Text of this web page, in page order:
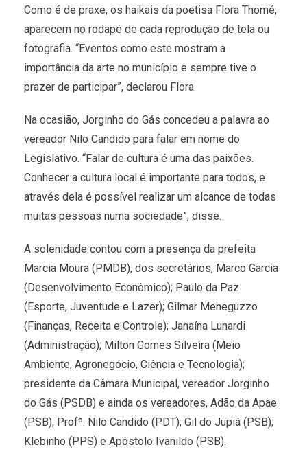
Como é de praxe, os haikais da poetisa Flora Thomé,
aparecem no rodapé de cada reprodução de tela ou
fotografia. “Eventos como este mostram a
importância da arte no município e sempre tive o
prazer de participar”, declarou Flora.
Na ocasião, Jorginho do Gás concedeu a palavra ao
vereador Nilo Candido para falar em nome do
Legislativo. “Falar de cultura é uma das paixões.
Conhecer a cultura local é importante para todos, e
através dela é possível realizar um alcance de todas
muitas pessoas numa sociedade”, disse.
A solenidade contou com a presença da prefeita
Marcia Moura (PMDB), dos secretários, Marco Garcia
(Desenvolvimento Econômico); Paulo da Paz
(Esporte, Juventude e Lazer); Gilmar Meneguzzo
(Finanças, Receita e Controle); Janaína Lunardi
(Administração); Milton Gomes Silveira (Meio
Ambiente, Agronegócio, Ciência e Tecnologia);
presidente da Câmara Municipal, vereador Jorginho
do Gás (PSDB) e ainda os vereadores, Adão da Apae
(PSB); Profº. Nilo Candido (PDT); Gil do Jupiá (PSB);
Klebinho (PPS) e Apóstolo Ivanildo (PSB).